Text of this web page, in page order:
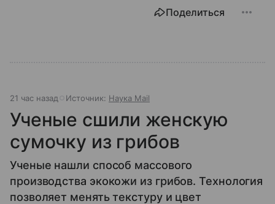
Поделиться
21 час назад Источник: Наука Mail
Ученые сшили женскую
сумочку из грибов
Ученые нашли способ массового
производства экокожи из грибов. Технология
позволяет менять текстуру и цвет